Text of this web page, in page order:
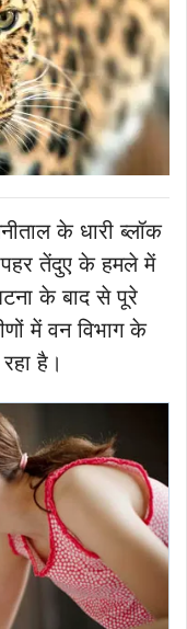
के धारी ब्लॉक
तेंदुए के हमले में
के बाद से पूरे
में वन विभाग के
है।